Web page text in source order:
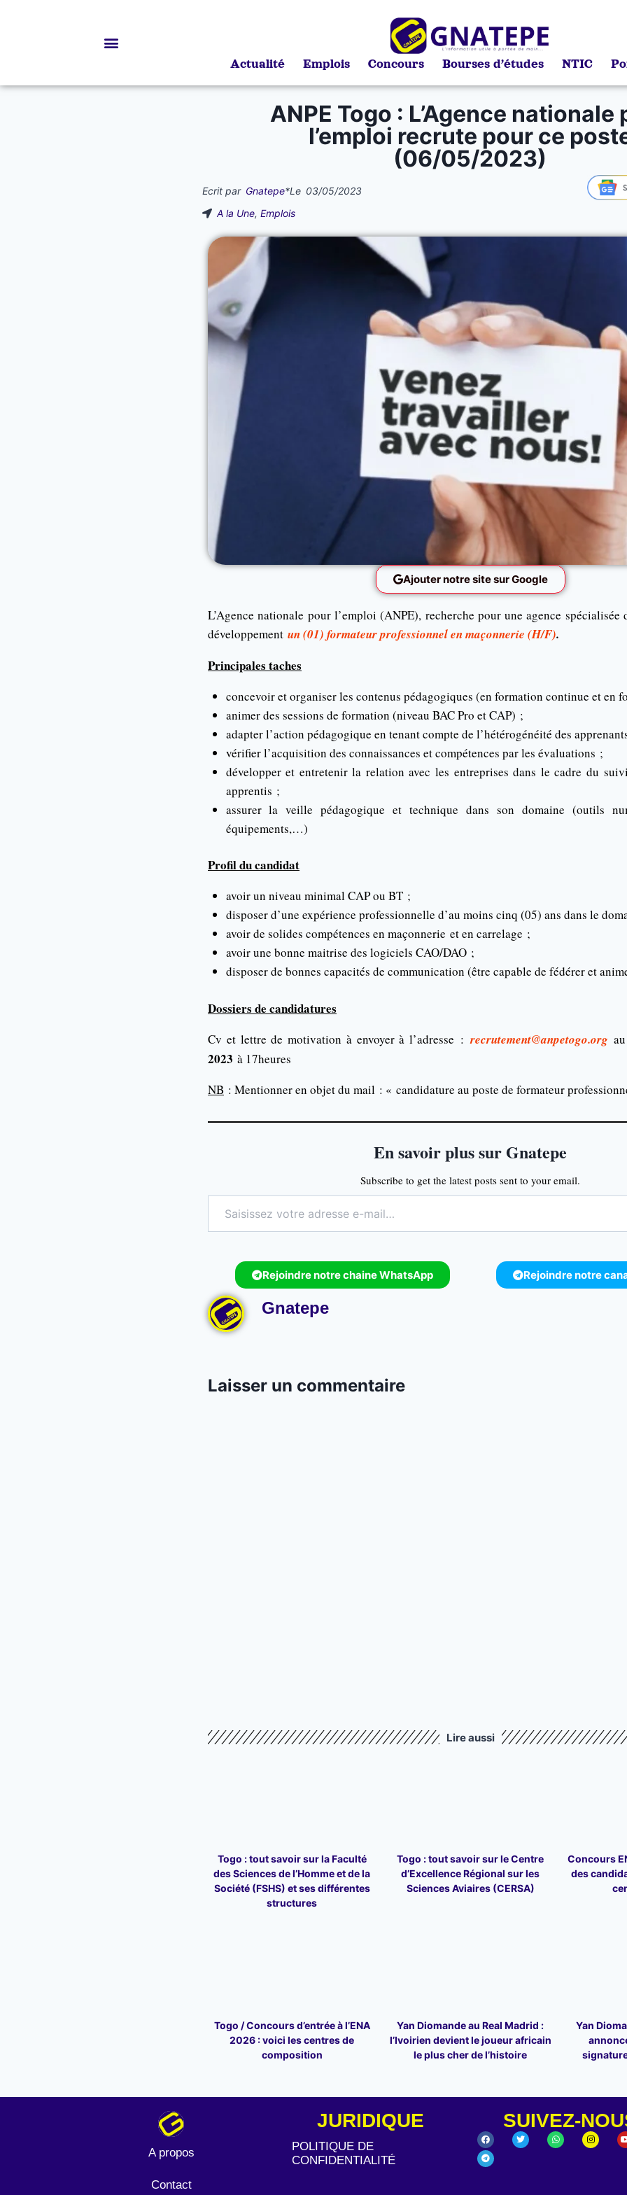
Actualité Emplois Concours Bourses d’études NTIC
ANPE Togo : L’Agence nationale
l’emploi recrute pour ce
(06/05/2023)
Ecrit par Gnatepe*Le 03/05/2023
A la Une, Emplois
Ajouter notre site sur Google
L’Agence nationale pour l’emploi (ANPE), recherche pour une agence spécialisée
développement un (01) formateur professionnel en maçonnerie (H/F).
Principales taches
concevoir et organiser les contenus pédagogiques (en formation continue et en
animer des sessions de formation (niveau BAC Pro et CAP) ;
adapter l’action pédagogique en tenant compte de l’hétérogénéité des
vérifier l’acquisition des connaissances et compétences par les évaluations ;
développer et entretenir la relation avec les entreprises dans le cadre du
apprentis ;
assurer la veille pédagogique et technique dans son domaine (outils
équipements,…)
Profil du candidat
avoir un niveau minimal CAP ou BT ;
disposer d’une expérience professionnelle d’au moins cinq (05) ans dans le
avoir de solides compétences en maçonnerie et en carrelage ;
avoir une bonne maitrise des logiciels CAO/DAO ;
disposer de bonnes capacités de communication (être capable de fédérer et
Dossiers de candidatures
Cv et lettre de motivation à envoyer à l’adresse :recrutement@anpetogo.orgau
2023 à 17heures
NB : Mentionner en objet du mail : « candidature au poste de formateur
En savoir plus sur Gnatepe
Subscribe to get the latest posts sent to your email.
Rejoindre notre chaine WhatsApp Rejoindre notre
Gnatepe
Laisser un commentaire
Lire aussi
Togo : tout savoir sur la Faculté
des Sciences de l’Homme et de la
Société (FSHS) et ses différentes
structures
Togo : tout savoir sur le Centre
d’Excellence Régional sur les
Sciences Aviaires (CERSA)
Concours
des
Togo / Concours d’entrée à l’ENA
2026 : voici les centres de
composition
Yan Diomande au Real Madrid :
l’Ivoirien devient le joueur africain
le plus cher de l’histoire
Yan
A propos
Contact
JURIDIQUE
POLITIQUE DE
CONFIDENTIALITÉ
SUIVEZ-